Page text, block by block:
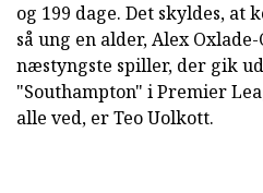
og 199 dage. Det skyldes, at
så ung en alder, Alex
næstyngste spiller, der gik
"Southampton" i Premier
alle ved, er Teo Uolkott.